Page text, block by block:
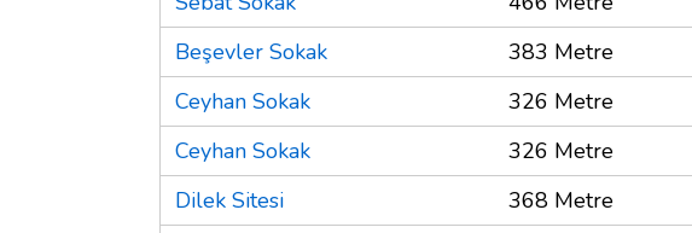
Beşevler Sokak
383 Metre
Ceyhan Sokak
326 Metre
Ceyhan Sokak
326 Metre
Dilek Sitesi
368 Metre